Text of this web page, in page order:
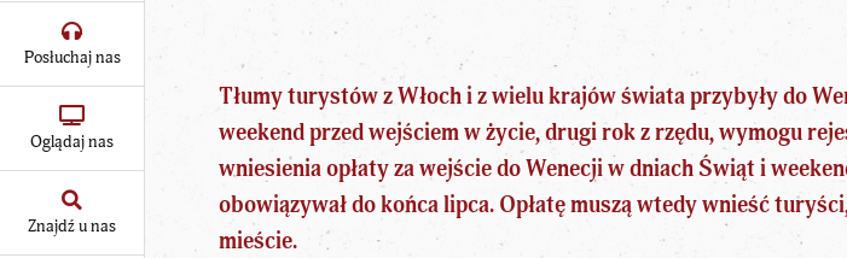
Posłuchaj nas
Oglądaj nas
Znajdź u nas
Tłumy turystów z Włoch i z wielu krajów świata przybyły do
weekend przed wejściem w życie, drugi rok z rzędu, wymogu
wniesienia opłaty za wejście do Wenecji w dniach Świąt i
obowiązywał do końca lipca. Opłatę muszą wtedy wnieść
mieście.